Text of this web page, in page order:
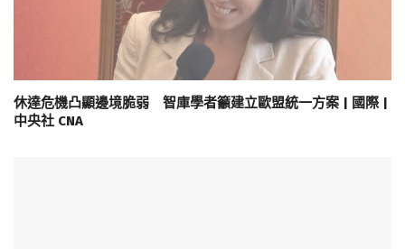
休達危機凸顯邊境脆弱 智庫學者籲建立歐盟統一方案 | 國際 |
中央社 CNA